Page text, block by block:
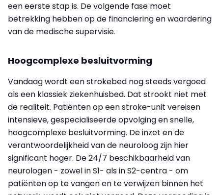
een eerste stap is. De volgende fase moet
betrekking hebben op de financiering en waardering
van de medische supervisie.
Hoogcomplexe besluitvorming
Vandaag wordt een strokebed nog steeds vergoed
als een klassiek ziekenhuisbed. Dat strookt niet met
de realiteit. Patiënten op een stroke-unit vereisen
intensieve, gespecialiseerde opvolging en snelle,
hoogcomplexe besluitvorming. De inzet en de
verantwoordelijkheid van de neuroloog zijn hier
significant hoger. De 24/7 beschikbaarheid van
neurologen - zowel in S1- als in S2-centra - om
patiënten op te vangen en te verwijzen binnen het